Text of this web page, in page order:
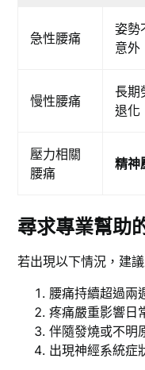
急性腰痛
姿勢
意外
慢性腰痛
長期
退化
壓力相關
腰痛
精神
尋求專業幫助
若出現以下情況，建議
腰痛持續超過兩
疼痛嚴重影響日
伴隨發燒或不明
出現神經系統症